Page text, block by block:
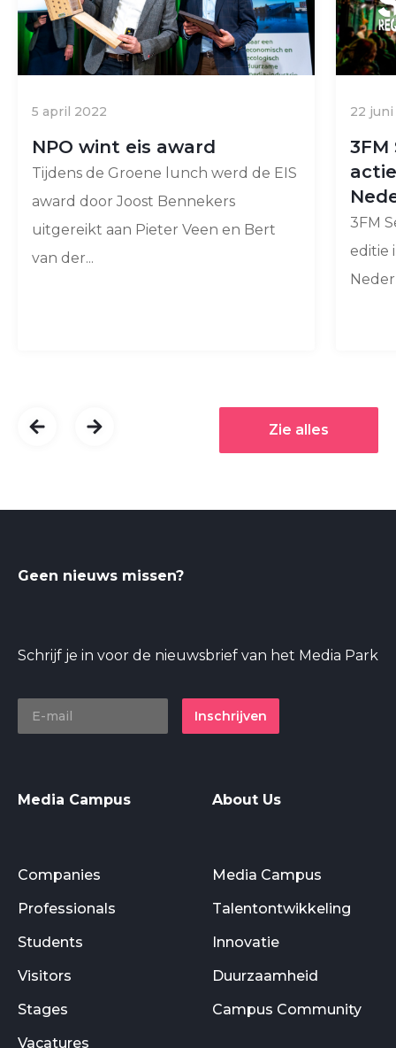
5 april 2022
NPO wint eis award
Tijdens de Groene lunch werd de EIS
award door Joost Bennekers
uitgereikt aan Pieter Veen en Bert
van der...
22
3FM
3FM
editie
Zie alles
Geen nieuws missen?
Schrijf je in voor de nieuwsbrief van het Media Park
Inschrijven
Media Campus
Companies
Professionals
Students
Visitors
Stages
Vacatures
About Us
Media Campus
Talentontwikkeling
Innovatie
Duurzaamheid
Campus Community